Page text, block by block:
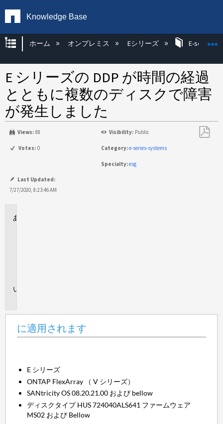
Knowledge Base
グローバル階層を展開/折りたたむ
ホーム オンプレミス Eシリーズ E-series
E シリーズの DDP が時間の経過
とともに複数のディスクで障害
が発生しました
Views: 88 Visibility: Public
Votes: 0 Category:e-series-systems
Specialty:esg
Last Updated:
7/27/2020, 8:23:46 AM
に適用されます
E シリーズ
ONTAP FlexArray （ V シリーズ）
SANtricity OS 08.20.21.00 および bellow
ディスクタイプ HUS 724040ALS641 ファームウェア
MS02 および Bellow